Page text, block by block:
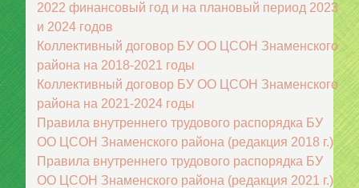
2022 финансовый год и на плановый период 2023
и 2024 годов
Коллективный договор БУ ОО ЦСОН Знаменского
района на 2018-2021 годы
Коллективный договор БУ ОО ЦСОН Знаменского
района на 2021-2024 годы
Правила внутреннего трудового распорядка БУ
ОО ЦСОН Знаменского района (редакция 2018 г.)
Правила внутреннего трудового распорядка БУ
ОО ЦСОН Знаменского района (редакция 2021 г.)